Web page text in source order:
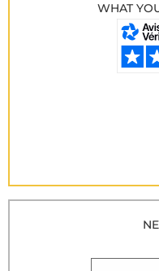
WHAT